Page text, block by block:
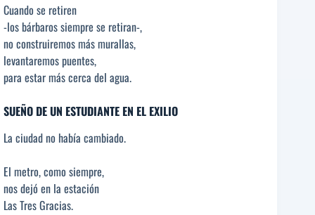
Cuando se retiren
-los bárbaros siempre se retiran-,
no construiremos más murallas,
levantaremos puentes,
para estar más cerca del agua.
SUEÑO DE UN ESTUDIANTE EN EL EXILIO
La ciudad no había cambiado.
El metro, como siempre,
nos dejó en la estación
Las Tres Gracias.